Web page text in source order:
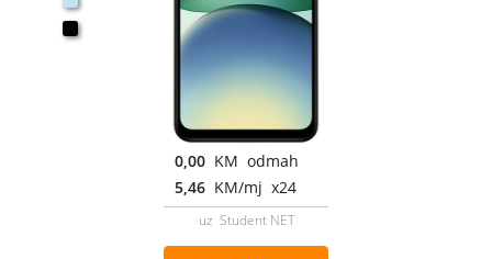
0,00 KM odmah
5,46 KM/mj x24
uz Student NET